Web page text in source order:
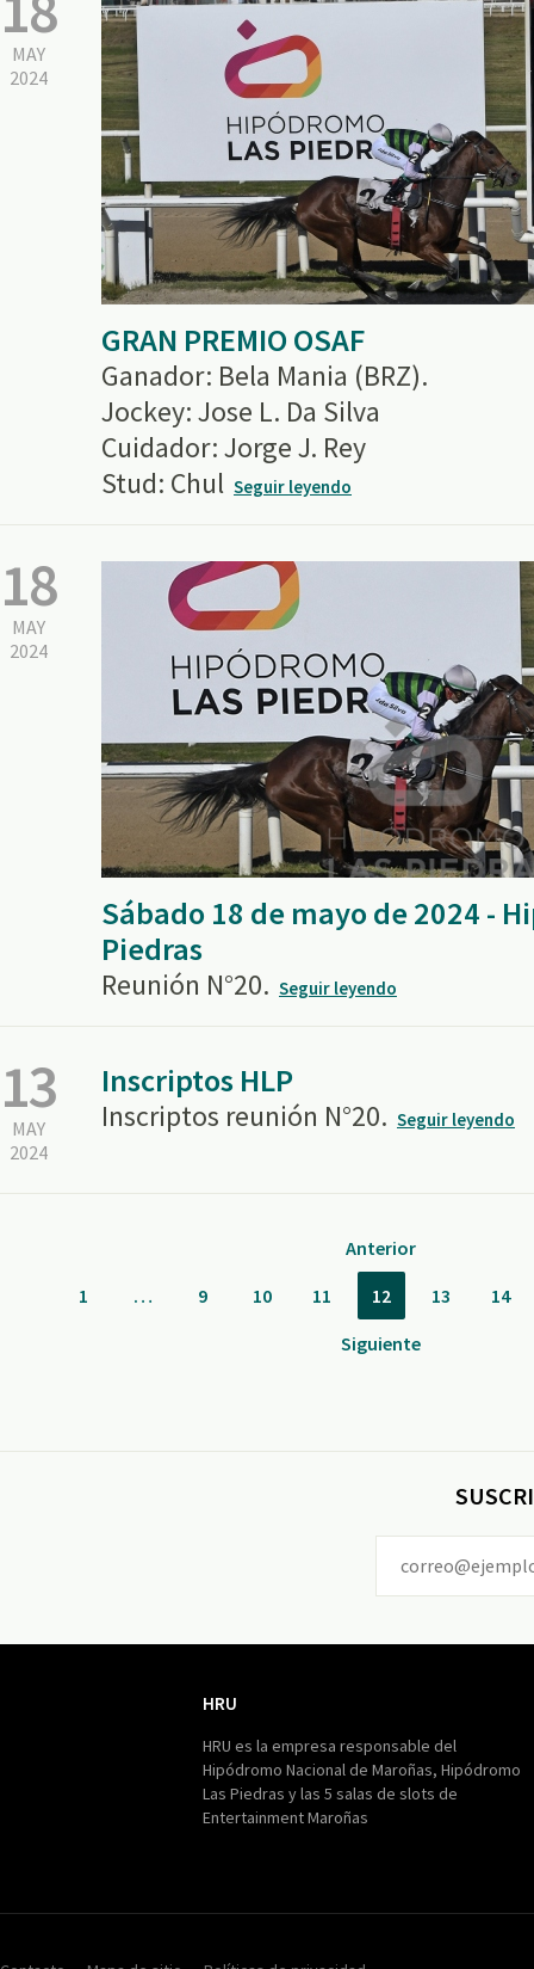
MAY
2024
GRAN PREMIO OSAF
Ganador: Bela Mania (BRZ).
Jockey: Jose L. Da Silva
Cuidador: Jorge J. Rey
Stud: Chul Seguir leyendo
18
MAY
2024
Sábado 18 de mayo de 2024 -
Piedras
Reunión N°20. Seguir leyendo
13
MAY
2024
Inscriptos HLP
Inscriptos reunión N°20. Seguir leyendo
Anterior
1
… 9 10 11 12 13
14
Siguiente
HRU
HRU es la empresa responsable del
Hipódromo Nacional de Maroñas, Hipódromo
Las Piedras y las 5 salas de slots de
Entertainment Maroñas